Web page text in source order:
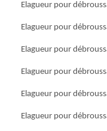
Elagueur pour
Elagueur pour
Elagueur pour
Elagueur pour
Elagueur pour
Elagueur pour